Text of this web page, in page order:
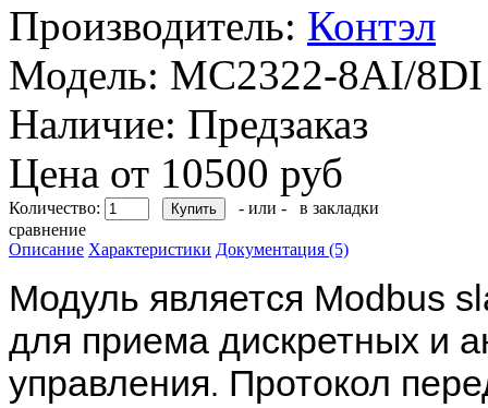
Производитель: Контэл
Модель: MC2322-8AI/8DI
Наличие: Предзаказ
Цена от 10500 руб
Количество: - или -
в закладки
сравнение
Описание Характеристики Документация (5)
Модуль является Modbus
для приема дискретных и
управления. Протокол